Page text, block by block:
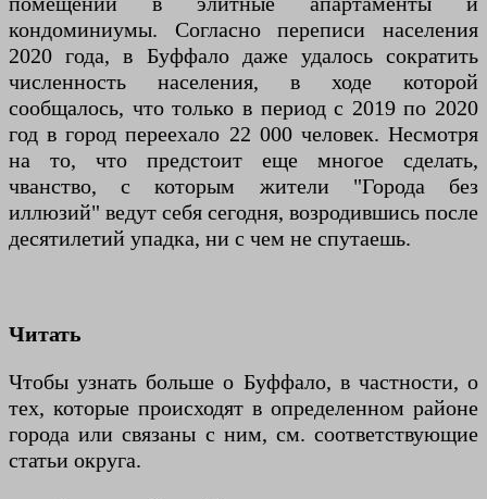
кондоминиумы. Согласно переписи населения
2020 года, в Буффало даже удалось сократить
численность населения, в ходе которой
сообщалось, что только в период с 2019 по 2020
год в город переехало 22 000 человек. Несмотря
на то, что предстоит еще многое сделать,
чванство, с которым жители "Города без
иллюзий" ведут себя сегодня, возродившись после
десятилетий упадка, ни с чем не спутаешь.
Читать
Чтобы узнать больше о Буффало, в частности, о
тех, которые происходят в определенном районе
города или связаны с ним, см. соответствующие
статьи округа.